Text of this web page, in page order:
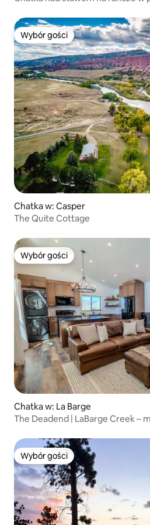
Wybór gości
Wybór gości
Chatka w: Casper
The Quite Cottage
Wybór gości
Wybór gości
Chatka w: La Barge
The Deadend | LaBarge Creek –
Wybór gości
Wybór gości